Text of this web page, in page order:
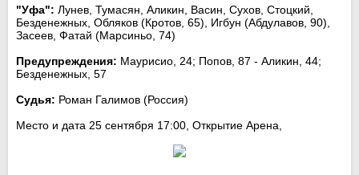
"Уфа": Лунев, Тумасян, Аликин, Васин, Сухов, Стоцкий,
Безденежных, Обляков (Кротов, 65), Игбун (Абдулавов, 90),
Засеев, Фатай (Марсиньо, 74)
Предупреждения: Маурисио, 24; Попов, 87 - Аликин, 44;
Безденежных, 57
Судья: Роман Галимов (Россия)
Место и дата 25 сентября 17:00, Открытие Арена,